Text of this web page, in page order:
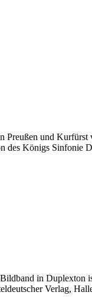
und Kurfürst
des Königs Sinfonie
in Duplexton
Verlag,